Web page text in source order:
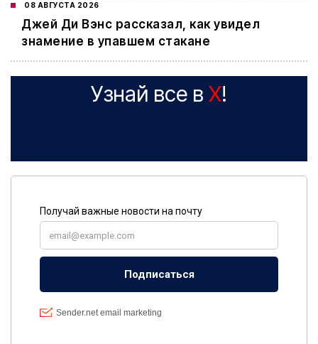
08 АВГУСТА 2026
Джей Ди Вэнс рассказал, как увидел
знамение в упавшем стакане
Узнай все в X!